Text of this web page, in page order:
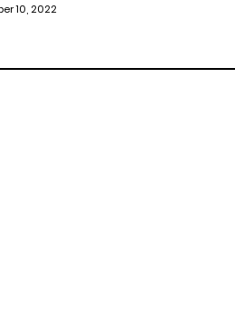
10, 2022